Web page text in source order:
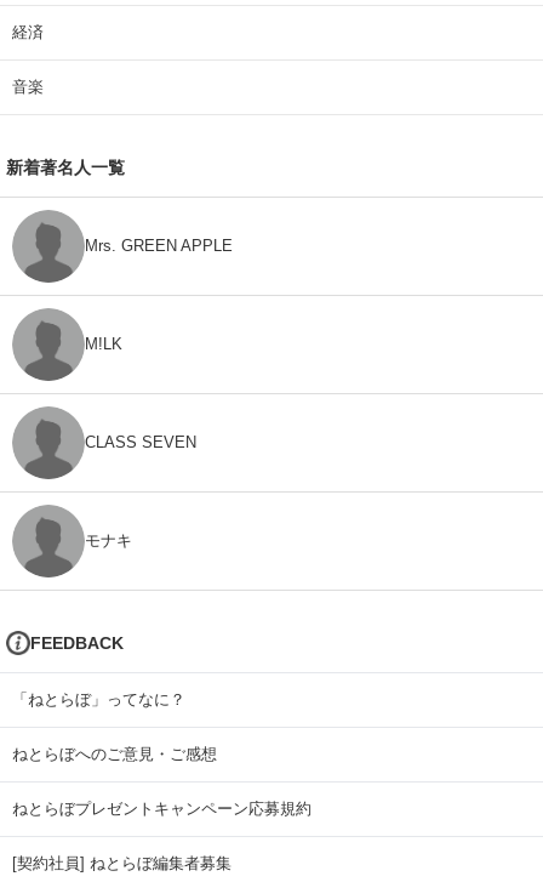
経済
音楽
新着著名人一覧
Mrs. GREEN APPLE
M!LK
CLASS SEVEN
モナキ
FEEDBACK
「ねとらぼ」ってなに？
ねとらぼへのご意見・ご感想
ねとらぼプレゼントキャンペーン応募規約
[契約社員] ねとらぼ編集者募集